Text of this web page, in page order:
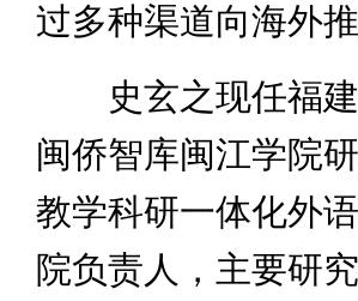
过多种渠道向海外推
史玄之现任福建
闽侨智库闽江学院
教学科研一体化外
院负责人，主要研